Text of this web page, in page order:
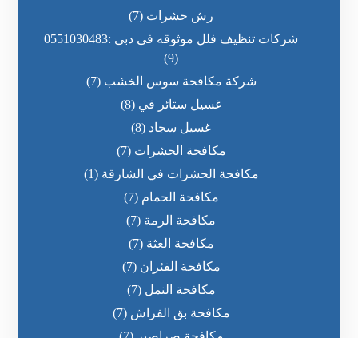
رش حشرات (7)
شركات تنظيف فلل موثوقه فى دبى :0551030483
(9)
شركة مكافحة سوس الخشب (7)
غسيل ستائر في (8)
غسيل سجاد (8)
مكافحة الحشرات (7)
مكافحة الحشرات في الشارقة (1)
مكافحة الحمام (7)
مكافحة الرمة (7)
مكافحة العثة (7)
مكافحة الفئران (7)
مكافحة النمل (7)
مكافحة بق الفراش (7)